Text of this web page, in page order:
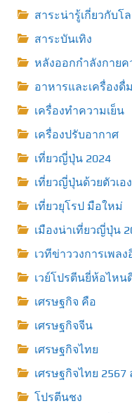
สาระน่ารู้เกี่ยวกับโ
สาระบันเทิง
หลังออกกําลังกายค
อาหารและเครื่องดื่
เครื่องทำความเย็น
เครื่องปรับอากาศ
เที่ยวญี่ปุ่น 2024
เที่ยวญี่ปุ่นด้วยตัวเอ
เที่ยวยุโรป มือใหม่
เมืองน่าเที่ยวญี่ปุ่น
เวทีข่าววงการเพล
เวย์โปรตีนยี่ห้อไหน
เศรษฐกิจ คือ
เศรษฐกิจจีน
เศรษฐกิจไทย
เศรษฐกิจไทย 2567
โปรตีนชง